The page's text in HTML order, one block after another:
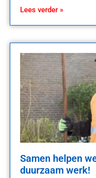
Lees verder »
Samen helpen
duurzaam werk!